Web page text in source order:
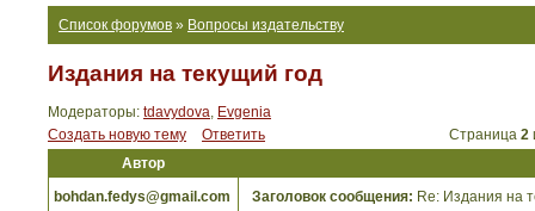
Список форумов » Вопросы издательству
Издания на текущий год
Модераторы: tdavydova, Evgenia
Создать новую тему
Ответить Страница 2
Автор
bohdan.fedys@gmail.com
Заголовок сообщения: Re: Издания на